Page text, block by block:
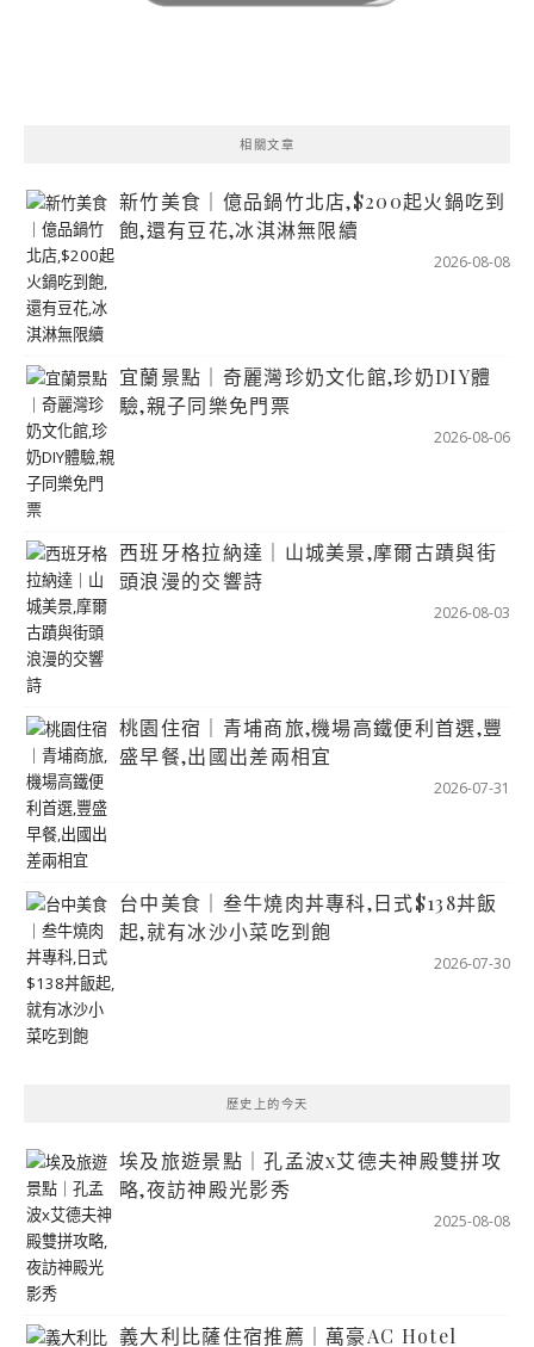
相關文章
新竹美食｜億品鍋竹北店,$200起火鍋吃到
飽,還有豆花,冰淇淋無限續
2026-08-08
宜蘭景點｜奇麗灣珍奶文化館,珍奶DIY體
驗,親子同樂免門票
2026-08-06
西班牙格拉納達｜山城美景,摩爾古蹟與街
頭浪漫的交響詩
2026-08-03
桃園住宿｜青埔商旅,機場高鐵便利首選,豐
盛早餐,出國出差兩相宜
2026-07-31
台中美食｜叁牛燒肉丼專科,日式$138丼飯
起,就有冰沙小菜吃到飽
2026-07-30
歷史上的今天
埃及旅遊景點｜孔孟波x艾德夫神殿雙拼攻
略,夜訪神殿光影秀
2025-08-08
義大利比薩住宿推薦｜萬豪AC Hotel